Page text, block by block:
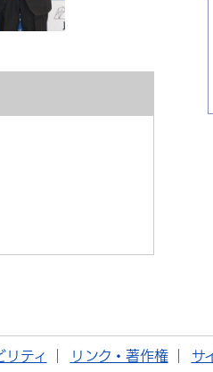
リティ リンク・著作権 サ